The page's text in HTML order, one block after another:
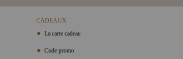
CADEAUX
La carte cadeau
Code promo